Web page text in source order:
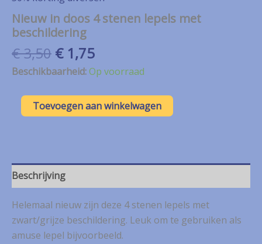
Nieuw in doos 4 stenen lepels met
beschildering
€3,50 Oorspronkelijke
prijs
€ 3,50.
€1,75Huidige
prijs
is:
€ 1,75.
Beschikbaarheid:Op voorraad
Nieuw
met
beschildering
Toevoegen aan winkelwagen
Beschrijving
Helemaal nieuw zijn deze 4 stenen lepels met
zwart/grijze beschildering. Leuk om te gebruiken als
amuse lepel bijvoorbeeld.